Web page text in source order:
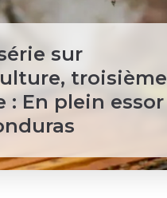
sur
troisième
: En plein essor